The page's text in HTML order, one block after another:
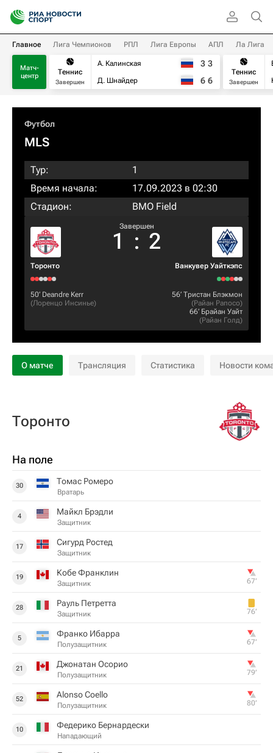
Главное Лига Чемпионов РПЛ Лига Европы АПЛ Ла Лига
Матч-
центр
Теннис
Завершен
А. Калинская
Д. Шнайдер
3 3
6 6
Теннис
Завершен
Футбол
MLS
Тур:
1
Время начала:
17.09.2023 в 02:30
Стадион:
BMO Field
Торонто
Завершен
1 : 2
Ванкувер Уайткэпс
50‎’‎ Deandre Kerr
(Лоренцо Инсинье)
56‎’‎ Тристан Блэкмон
(Райан Рапосо)
66‎’‎ Брайан Уайт
(Райан Голд)
О матче Трансляция Статистика Новости
Торонто
На поле
30 Томас Ромеро
Вратарь
4 Майкл Брэдли
Защитник
17 Сигурд Ростед
Защитник
19 Кобе Франклин
Защитник 67‎’‎
28 Рауль Петретта
Защитник 76‎’‎
5 Франко Ибарра
Полузащитник 67‎’‎
21 Джонатан Осорио
Полузащитник 79‎’‎
52 Alonso Coello
Полузащитник 80‎’‎
10 Федерико Бернардески
Нападающий